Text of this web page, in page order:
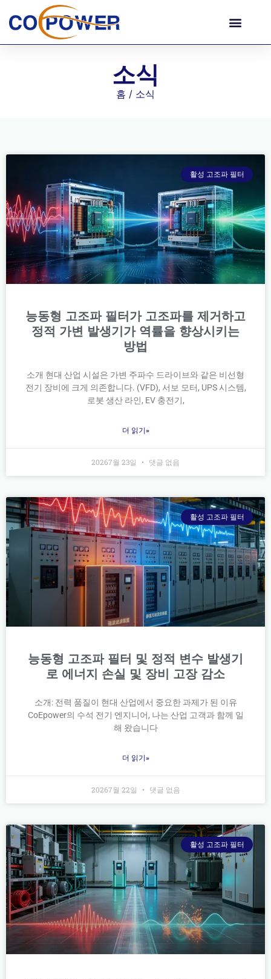
소식
홈 / 소식
활성 고조파 필터
능동형 고조파 필터가 고조파를 제거하고
정적 가변 발생기가 역률을 향상시키는
방법
소개 현대 산업 시설은 가변 주파수 드라이브와 같은 비선형
전기 장비에 크게 의존합니다. (VFD), 서보 모터, UPS 시스템,
로봇 생산 라인, EV 충전기,
더 읽기»
20267월 23일 댓글 없음
활성 고조파 필터
능동형 고조파 필터 및 정적 변수 발생기
로 에너지 손실 및 장비 고장 감소
소개: 전력 품질이 현대 산업에서 중요한 과제가 된 이유
CoEpower의 수석 전기 엔지니어, 나는 산업 고객과 함께 일
해 왔습니다
더 읽기»
20267월 22일 댓글 없음
활성 고조파 필터